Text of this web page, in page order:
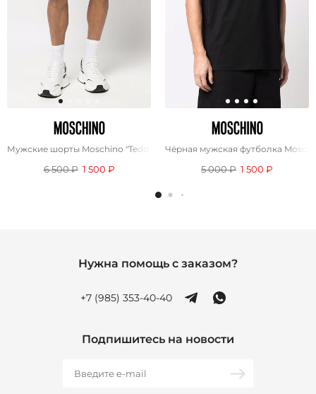
Мужские шорты Moschino "Teddy Bear" - Black
6 500 ₽ 1 500 ₽
Чёрная мужская футболка
5 000 ₽ 1 500 ₽
Нужна помощь с заказом?
+7 (985) 353-40-40
Подпишитесь на новости